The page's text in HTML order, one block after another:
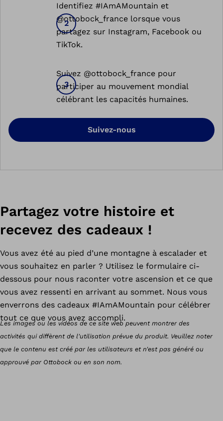
Identifiez #IAmAMountain et
@ottobock_france lorsque vous
partagez sur Instagram, Facebook ou
TikTok.
Suivez @ottobock_france pour
participer au mouvement mondial
célébrant les capacités humaines.
Suivez-nous
Partagez votre histoire et
recevez des cadeaux !
Vous avez été au pied d’une montagne à escalader et
vous souhaitez en parler ? Utilisez le formulaire ci-
dessous pour nous raconter votre ascension et ce que
vous avez ressenti en arrivant au sommet. Nous vous
enverrons des cadeaux #IAmAMountain pour célébrer
tout ce que vous avez accompli.
Les images ou les vidéos de ce site web peuvent montrer des
activités qui diffèrent de l'utilisation prévue du produit. Veuillez noter
que le contenu est créé par les utilisateurs et n'est pas généré ou
approuvé par Ottobock ou en son nom.